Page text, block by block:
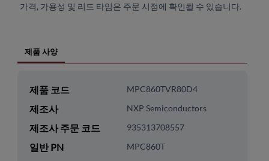
가격, 가용성 및 리드 타임은 주문 시점에 확인될 수 있습니다.
제품 사양
제품 코드 MPC860TVR80D4
제조사 NXP Semiconductors
제조사 주문 코드 935313708557
일반 PN MPC860T